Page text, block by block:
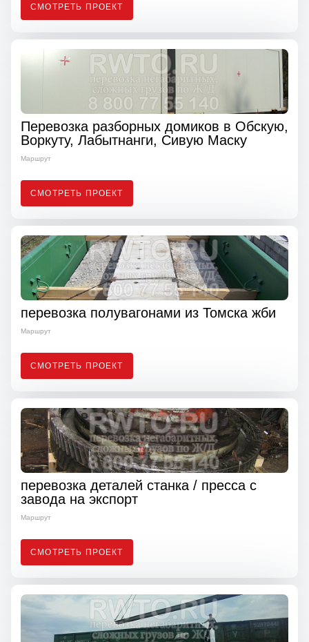
СМОТРЕТЬ ПРОЕКТ
Перевозка разборных домиков в Обскую,
Воркуту, Лабытнанги, Сивую Маску
Маршрут
СМОТРЕТЬ ПРОЕКТ
перевозка полувагонами из Томска жби
Маршрут
СМОТРЕТЬ ПРОЕКТ
перевозка деталей станка / пресса с
завода на экспорт
Маршрут
СМОТРЕТЬ ПРОЕКТ